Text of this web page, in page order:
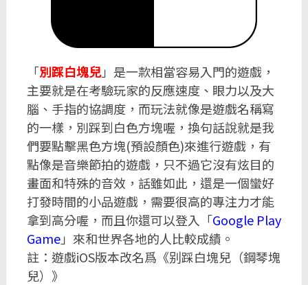
「別踩白塊兒」是一款相當容易入門的遊戲，
主要就是在考驗玩家的反應速度、眼力以及大
腦、手指的協調度，而玩法就像是遊戲名稱寫
的一樣，別踩到白色方塊喔，換句話說就是我
們要點擊黑色方塊(預設顏色)來進行遊戲，有
點像是音樂節拍的遊戲，只不過它沒有炫目的
畫面和特殊的音效，話雖如此，還是一個蠻好
打發時間的小品遊戲，需要很高的專注力才能
拿到高分喔，而且你還可以登入「Google Play
Game」來和世界各地的人比較成績。
註：遊戲iOS版本改名爲《别踩白塊兒（鋼琴塊
兒）》